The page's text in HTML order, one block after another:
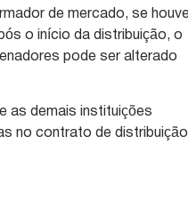
de mercado, se
o início da distribuição, o
pode ser alterado
as demais instituições
no contrato de